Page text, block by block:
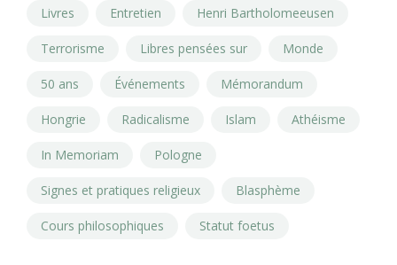
Livres Entretien Henri Bartholomeeusen
Terrorisme Libres pensées sur Monde
50 ans Événements Mémorandum
Hongrie Radicalisme Islam Athéisme
In Memoriam Pologne
Signes et pratiques religieux Blasphème
Cours philosophiques Statut foetus